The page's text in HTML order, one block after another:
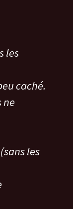
les
caché.
ne
(sans les